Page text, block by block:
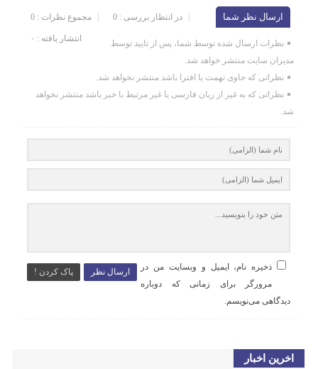
ارسال نظر شما مجموع نظرات : 0 در انتظار بررسی : 0
انتشار یافته : ۰
نظرات ارسال شده توسط شما، پس از تایید توسط
مدیران سایت منتشر خواهد شد.
نظراتی که حاوی تهمت یا افترا باشد منتشر نخواهد شد.
نظراتی که به غیر از زبان فارسی یا غیر مرتبط با خبر باشد منتشر نخواهد
شد.
ارسال نظر پاک کردن !
ذخیره نام، ایمیل و وبسایت من در
مرورگر برای زمانی که دوباره
دیدگاهی می‌نویسم.
اخرین اخبار